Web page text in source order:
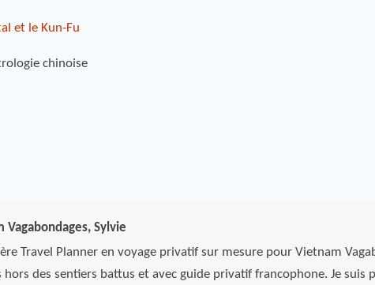
et le Kun-Fu
chinoise
Vagabondages, Sylvie
Travel Planner en voyage privatif sur mesure pour Vietnam
hors des sentiers battus et avec guide privatif francophone. Je suis